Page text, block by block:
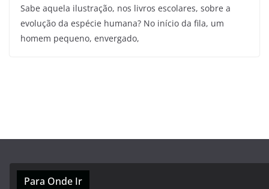
Sabe aquela ilustração, nos livros escolares, sobre a
evolução da espécie humana? No início da fila, um
homem pequeno, envergado,
Para Onde Ir